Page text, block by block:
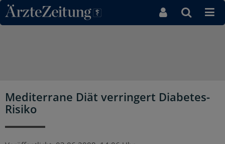
Direkt zum Inhaltsbereich
Mediterrane Diät verringert Diabetes-
Risiko